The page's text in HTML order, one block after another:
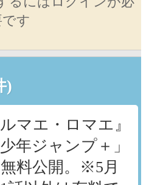
す
)
マエ・ロマエ』
年ジャンプ＋」
料公開。※5月